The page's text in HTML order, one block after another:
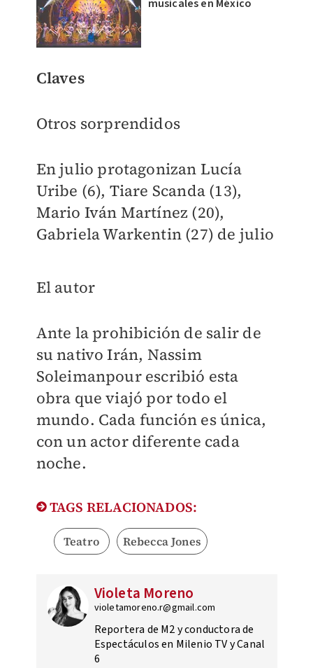
musicales en México
Claves
Otros sorprendidos
En julio protagonizan Lucía
Uribe (6), Tiare Scanda (13),
Mario Iván Martínez (20),
Gabriela Warkentin (27) de julio
El autor
Ante la prohibición de salir de
su nativo Irán, Nassim
Soleimanpour escribió esta
obra que viajó por todo el
mundo. Cada función es única,
con un actor diferente cada
noche.
TAGS RELACIONADOS:
Teatro Rebecca Jones
Violeta Moreno
violetamoreno.r@gmail.com
Reportera de M2 y conductora de
Espectáculos en Milenio TV y Canal
6